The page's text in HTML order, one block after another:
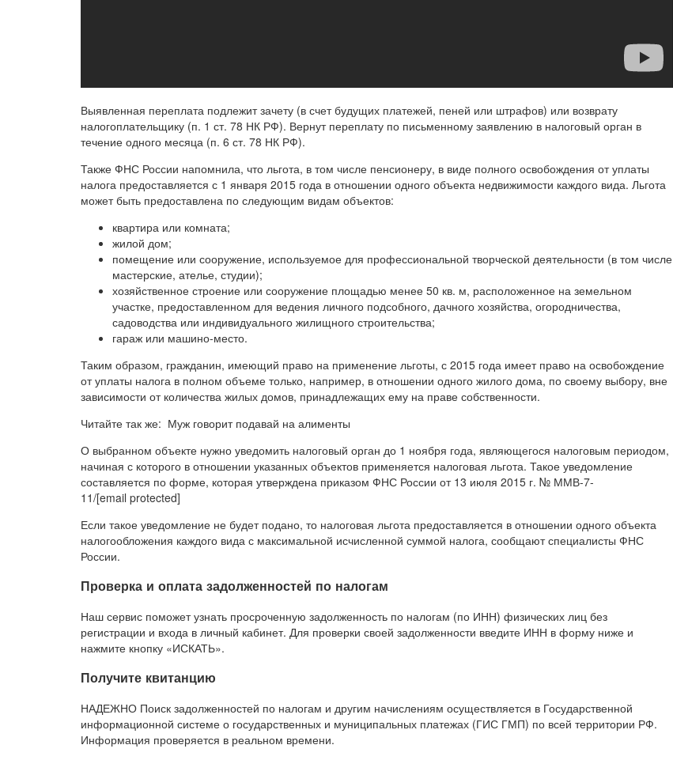
Выявленная переплата подлежит зачету (в счет будущих платежей, пеней или штрафов) или возврату
налогоплательщику (п. 1 ст. 78 НК РФ). Вернут переплату по письменному заявлению в налоговый орган в
течение одного месяца (п. 6 ст. 78 НК РФ).
Также ФНС России напомнила, что льгота, в том числе пенсионеру, в виде полного освобождения от уплаты
налога предоставляется с 1 января 2015 года в отношении одного объекта недвижимости каждого вида. Льгота
может быть предоставлена по следующим видам объектов:
квартира или комната;
жилой дом;
помещение или сооружение, используемое для профессиональной творческой деятельности (в том числе
мастерские, ателье, студии);
хозяйственное строение или сооружение площадью менее 50 кв. м, расположенное на земельном
участке, предоставленном для ведения личного подсобного, дачного хозяйства, огородничества,
садоводства или индивидуального жилищного строительства;
гараж или машино-место.
Таким образом, гражданин, имеющий право на применение льготы, с 2015 года имеет право на освобождение
от уплаты налога в полном объеме только, например, в отношении одного жилого дома, по своему выбору, вне
зависимости от количества жилых домов, принадлежащих ему на праве собственности.
Читайте так же: Муж говорит подавай на алименты
О выбранном объекте нужно уведомить налоговый орган до 1 ноября года, являющегося налоговым периодом,
начиная с которого в отношении указанных объектов применяется налоговая льгота. Такое уведомление
составляется по форме, которая утверждена приказом ФНС России от 13 июля 2015 г. № ММВ-7-
11/[email protected]
Если такое уведомление не будет подано, то налоговая льгота предоставляется в отношении одного объекта
налогообложения каждого вида с максимальной исчисленной суммой налога, сообщают специалисты ФНС
России.
Проверка и оплата задолженностей по налогам
Наш сервис поможет узнать просроченную задолженность по налогам (по ИНН) физических лиц без
регистрации и входа в личный кабинет. Для проверки своей задолженности введите ИНН в форму ниже и
нажмите кнопку «ИСКАТЬ».
Получите квитанцию
НАДЕЖНО Поиск задолженностей по налогам и другим начислениям осуществляется в Государственной
информационной системе о государственных и муниципальных платежах (ГИС ГМП) по всей территории РФ.
Информация проверяется в реальном времени.